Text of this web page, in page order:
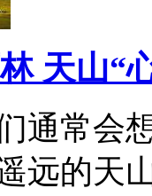
天山“
通常会
远的天